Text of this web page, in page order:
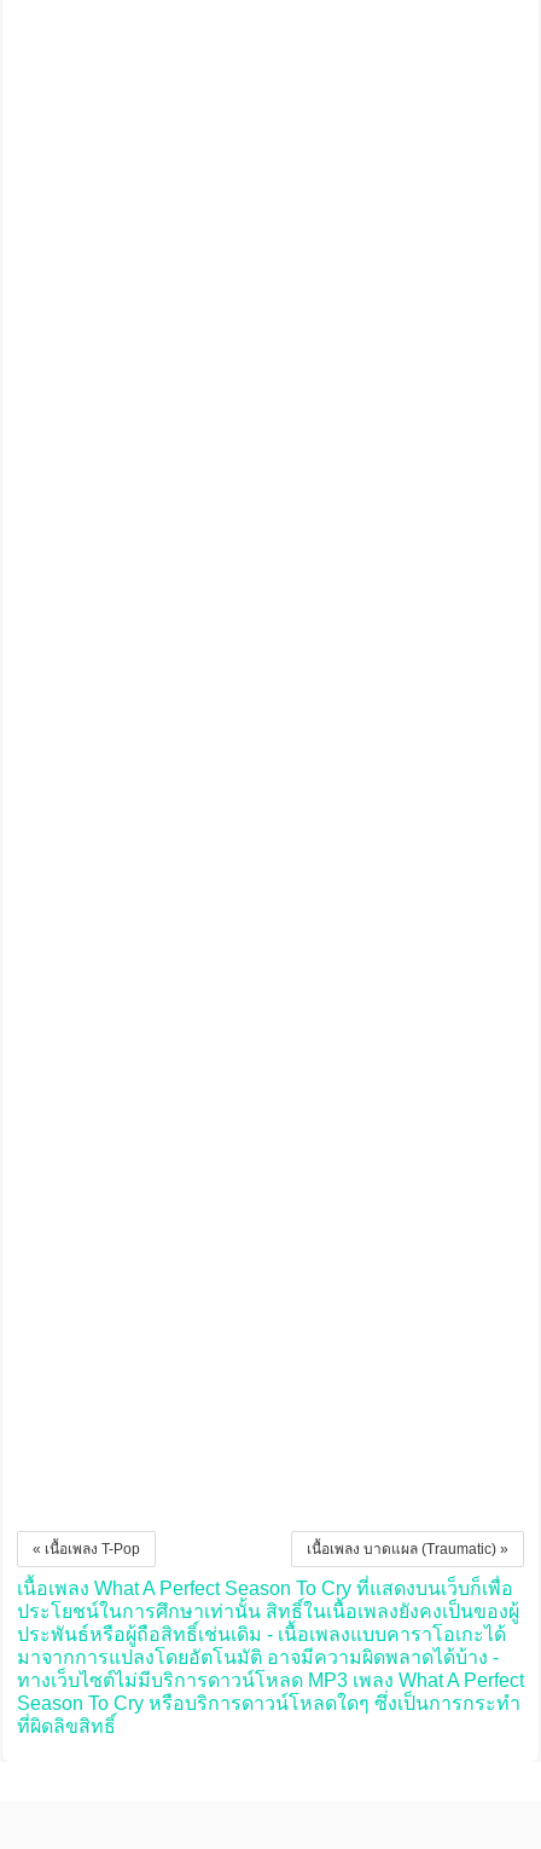
เนื้อเพลง บาดแผล (Traumatic) »
« เนื้อเพลง T-Pop
เนื้อเพลง What A Perfect Season To Cry ที่แสดงบนเว็บก็เพื่อ
ประโยชน์ในการศึกษาเท่านั้น สิทธิ์ในเนื้อเพลงยังคงเป็นของผู้
ประพันธ์หรือผู้ถือสิทธิ์เช่นเดิม - เนื้อเพลงแบบคาราโอเกะได้
มาจากการแปลงโดยอัตโนมัติ อาจมีความผิดพลาดได้บ้าง -
ทางเว็บไซต์ไม่มีบริการดาวน์โหลด MP3 เพลง What A Perfect
Season To Cry หรือบริการดาวน์โหลดใดๆ ซึ่งเป็นการกระทำ
ที่ผิดลิขสิทธิ์